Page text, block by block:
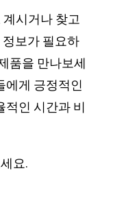
시거나 찾고
보가 필요하
품을 만나보세
에게 긍정적인
적인 시간과 비
요.